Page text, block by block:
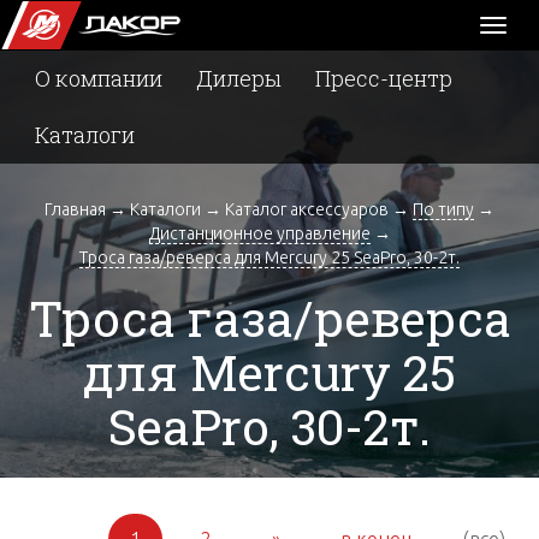
О компании Дилеры
Пресс-центр
Каталоги
Главная→Каталоги → Каталог аксессуаров →По типу →
Дистанционное управление →
Троса газа/реверса для Mercury 25 SeaPro, 30-2т.
Троса газа/реверса
для Mercury 25
SeaPro, 30-2т.